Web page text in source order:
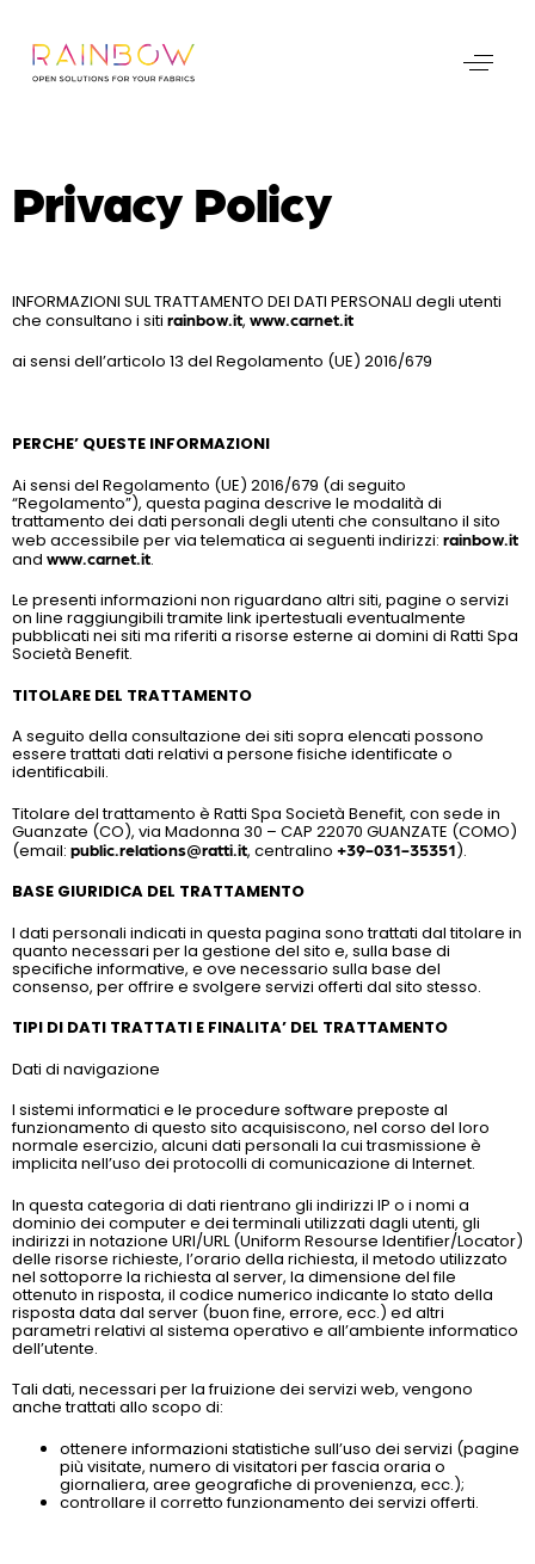
Privacy Policy
INFORMAZIONI SUL TRATTAMENTO DEI DATI PERSONALI degli utenti
che consultano i siti rainbow.it, www.carnet.it
ai sensi dell’articolo 13 del Regolamento (UE) 2016/679
PERCHE’ QUESTE INFORMAZIONI
Ai sensi del Regolamento (UE) 2016/679 (di seguito
“Regolamento”), questa pagina descrive le modalità di
trattamento dei dati personali degli utenti che consultano il sito
web accessibile per via telematica ai seguenti indirizzi: rainbow.it
and www.carnet.it.
Le presenti informazioni non riguardano altri siti, pagine o servizi
on line raggiungibili tramite link ipertestuali eventualmente
pubblicati nei siti ma riferiti a risorse esterne ai domini di Ratti Spa
Società Benefit.
TITOLARE DEL TRATTAMENTO
A seguito della consultazione dei siti sopra elencati possono
essere trattati dati relativi a persone fisiche identificate o
identificabili.
Titolare del trattamento è Ratti Spa Società Benefit, con sede in
Guanzate (CO), via Madonna 30 – CAP 22070 GUANZATE (COMO)
(email: public.relations@ratti.it, centralino +39-031-35351).
BASE GIURIDICA DEL TRATTAMENTO
I dati personali indicati in questa pagina sono trattati dal titolare in
quanto necessari per la gestione del sito e, sulla base di
specifiche informative, e ove necessario sulla base del
consenso, per offrire e svolgere servizi offerti dal sito stesso.
TIPI DI DATI TRATTATI E FINALITA’ DEL TRATTAMENTO
Dati di navigazione
I sistemi informatici e le procedure software preposte al
funzionamento di questo sito acquisiscono, nel corso del loro
normale esercizio, alcuni dati personali la cui trasmissione è
implicita nell’uso dei protocolli di comunicazione di Internet.
In questa categoria di dati rientrano gli indirizzi IP o i nomi a
dominio dei computer e dei terminali utilizzati dagli utenti, gli
indirizzi in notazione URI/URL (Uniform Resourse Identifier/Locator)
delle risorse richieste, l’orario della richiesta, il metodo utilizzato
nel sottoporre la richiesta al server, la dimensione del file
ottenuto in risposta, il codice numerico indicante lo stato della
risposta data dal server (buon fine, errore, ecc.) ed altri
parametri relativi al sistema operativo e all’ambiente informatico
dell’utente.
Tali dati, necessari per la fruizione dei servizi web, vengono
anche trattati allo scopo di:
ottenere informazioni statistiche sull’uso dei servizi (pagine
più visitate, numero di visitatori per fascia oraria o
giornaliera, aree geografiche di provenienza, ecc.);
controllare il corretto funzionamento dei servizi offerti.